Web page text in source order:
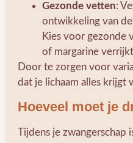
Gezonde vetten:
ontwikkeling van
Kies voor gezonde
of margarine
Door te zorgen voor
dat je lichaam alles krijgt
Hoeveel moet je
Tijdens je zwangerschap